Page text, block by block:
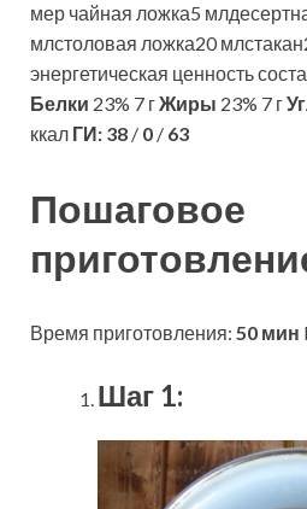
мер чайная ложка5
млстоловая ложка20
энергетическая ценность
Белки 23% 7 гЖиры 23% 7 г
ккал ГИ: 38 / 0 / 63
Пошаговое
Время приготовления: 50 мин
Шаг 1: